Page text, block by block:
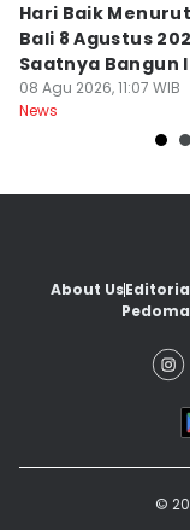
Hari Baik
Bali 8 Agustus
Saatnya Bangun
08 Agu 2026, 11:07 WIB
News
About Us
©